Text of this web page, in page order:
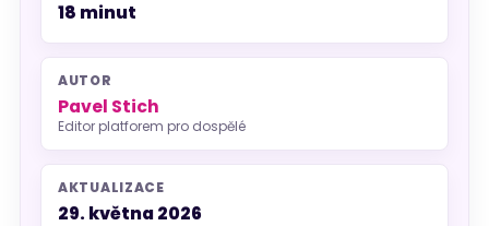
18 minut
AUTOR
Pavel Stich
Editor platforem pro dospělé
AKTUALIZACE
29. května 2026